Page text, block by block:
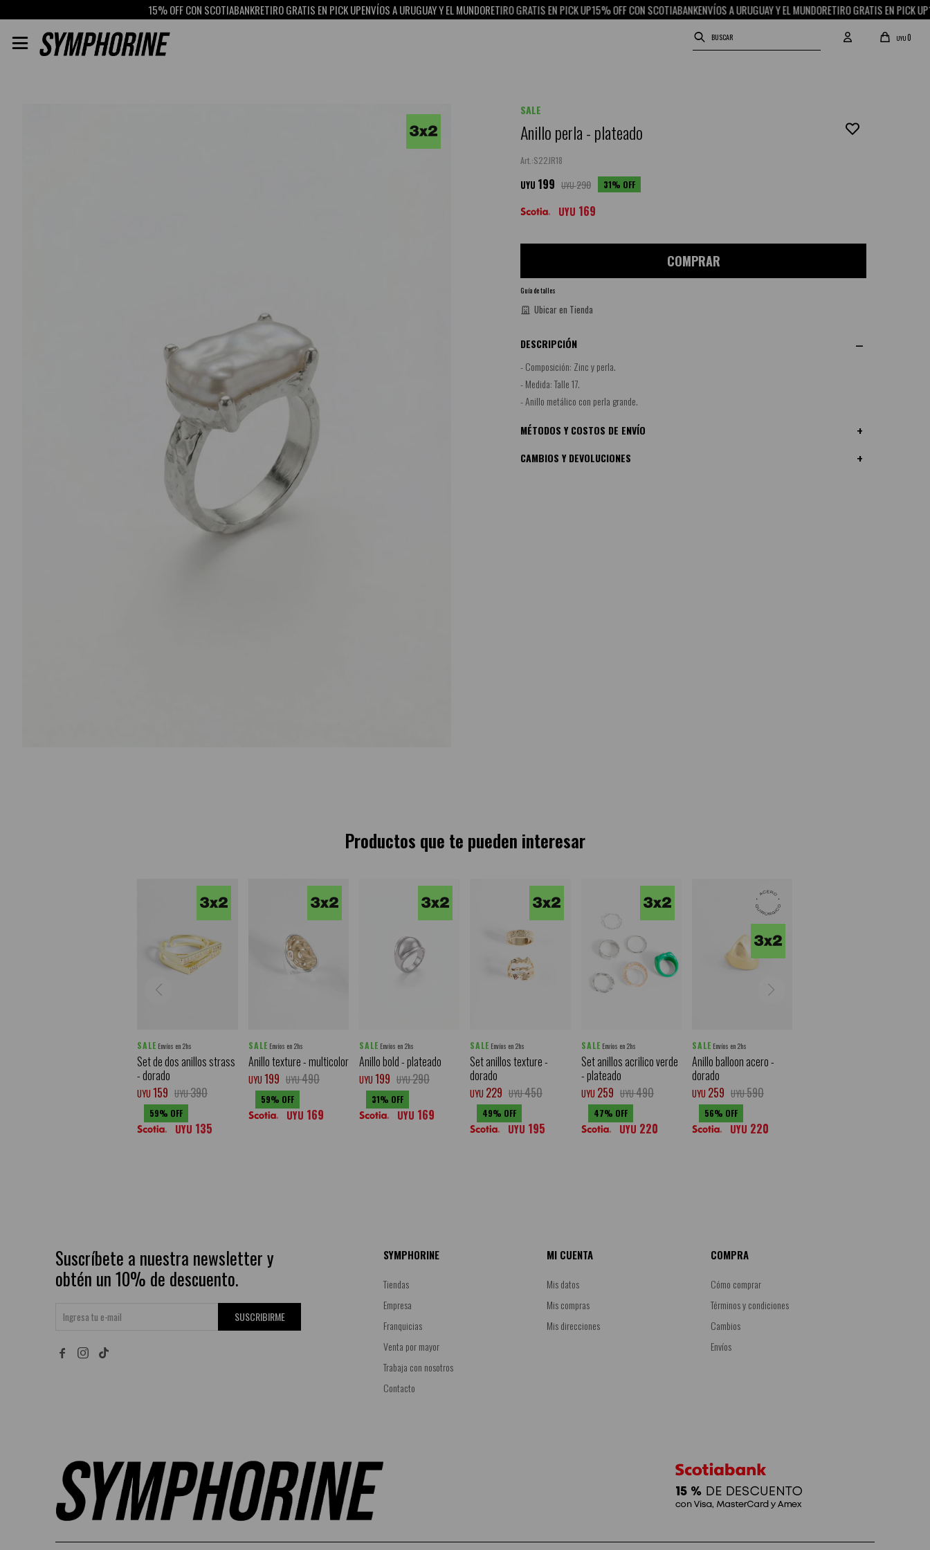
15% OFF CON SCOTIABANKRETIRO GRATIS EN PICK UPENVÍOS A URUGUAY Y EL MUNDORETIRO GRATIS EN PICK UP15% OFF CON SCOTIABANKENVÍOS A URUGUAY Y EL MUNDORETIRO GRATIS EN PICK UP15%
UYU0

SALE
Anillo perla - plateado
S22JR18
UYU 199 UYU290 31
UYU 169
COMPRAR
Guía de talles
Ubicar en Tienda
DESCRIPCIÓN
- Composición: Zinc y perla.
- Medida: Talle 17.
- Anillo metálico con perla grande.
MÉTODOS Y COSTOS DE ENVÍO
CAMBIOS Y DEVOLUCIONES
Productos que te pueden interesar
SALE Envíos en 2hs
Set de dos anillos strass
- dorado
UYU 159 UYU390
59
UYU 135
SALE Envíos en 2hs
Anillo texture - multicolor
UYU 199 UYU490
59
UYU 169
SALE Envíos en 2hs
Anillo bold - plateado
UYU 199 UYU290
31
UYU 169
SALE Envíos en 2hs
Set anillos texture -
dorado
UYU 229 UYU450
49
UYU 195
SALE Envíos en 2hs
Set anillos acrilico verde
- plateado
UYU 259 UYU490
47
UYU 220
SALE Envíos en 2hs
Anillo balloon acero -
dorado
UYU 259 UYU590
56
UYU 220
Suscríbete a nuestra newsletter y
obtén un 10% de descuento.
SUSCRIBIRME
 
SYMPHORINE
Tiendas
Empresa
Franquicias
Venta por mayor
Trabaja con nosotros
Contacto
MI CUENTA
Mis datos
Mis compras
Mis direcciones
COMPRA
Cómo comprar
Términos y condiciones
Cambios
Envíos